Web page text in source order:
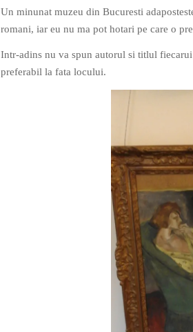
Un minunat muzeu din Bucuresti
romani, iar eu nu ma pot hotari pe care o
Intr-adins nu va spun autorul si titlul
preferabil la fata locului.